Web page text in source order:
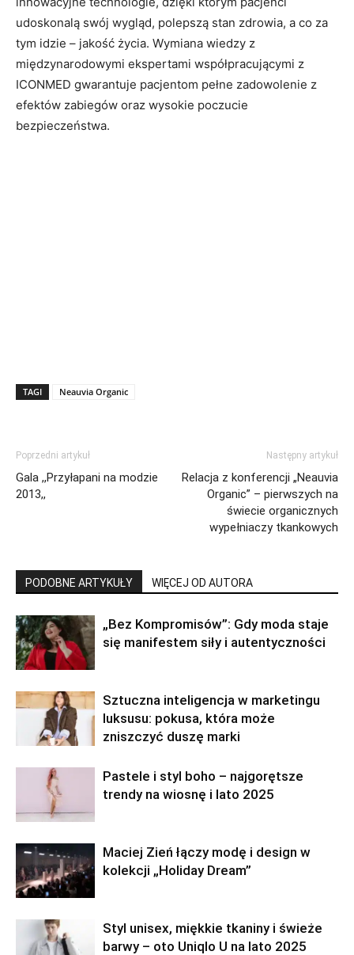
udoskonalą swój wygląd, polepszą stan zdrowia, a co za
tym idzie – jakość życia. Wymiana wiedzy z
międzynarodowymi ekspertami współpracującymi z
ICONMED gwarantuje pacjentom pełne zadowolenie z
efektów zabiegów oraz wysokie poczucie
bezpieczeństwa.
TAGI Neauvia Organic
Poprzedni artykuł
Gala ,,Przyłapani na modzie
2013,,
Następny artykuł
Relacja z konferencji „Neauvia
Organic” – pierwszych na
świecie organicznych
wypełniaczy tkankowych
PODOBNE ARTYKUŁY WIĘCEJ OD AUTORA
„Bez Kompromisów”: Gdy moda staje
się manifestem siły i autentyczności
Sztuczna inteligencja w marketingu
luksusu: pokusa, która może
zniszczyć duszę marki
Pastele i styl boho – najgorętsze
trendy na wiosnę i lato 2025
Maciej Zień łączy modę i design w
kolekcji „Holiday Dream”
Styl unisex, miękkie tkaniny i świeże
barwy – oto Uniqlo U na lato 2025